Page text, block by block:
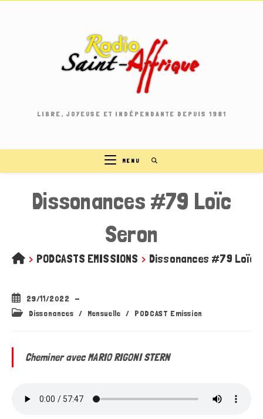
LIBRE, JOYEUSE ET INDÉPENDANTE DEPUIS 1981
MENU
Dissonances #79 Loïc
Seron
> PODCASTS EMISSIONS > Dissonances #79 Loïc
Publication
publiée :
29/11/2022
Post Dissonances / Mensuelle / PODCAST Emission
Cheminer avec MARIO RIGONI STERN